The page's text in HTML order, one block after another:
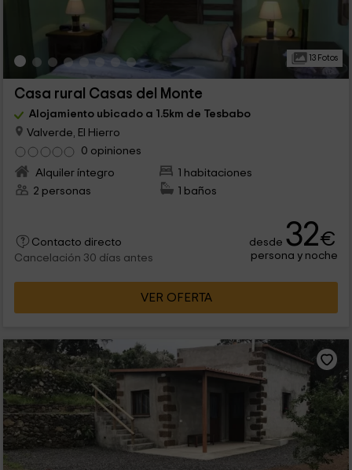
13 Fotos
Casa rural Casas del Monte
Alojamiento ubicado a 1.5km de Tesbabo
Valverde, El Hierro
0 opiniones
Alquiler íntegro
1 habitaciones
2 personas
1 baños
Contacto directo
Cancelación 30 días antes
desde 32€
persona y noche
VER OFERTA